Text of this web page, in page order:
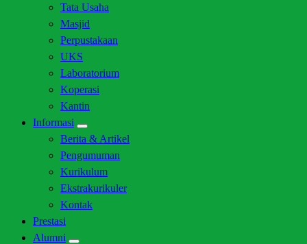
Tata Usaha
Masjid
Perpustakaan
UKS
Laboratorium
Koperasi
Kantin
Informasi
Berita & Artikel
Pengumuman
Kurikulum
Ekstrakurikuler
Kontak
Prestasi
Alumni